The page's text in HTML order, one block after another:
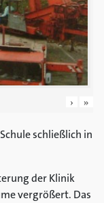
› »
schließlich in
der Klinik
vergrößert. Das